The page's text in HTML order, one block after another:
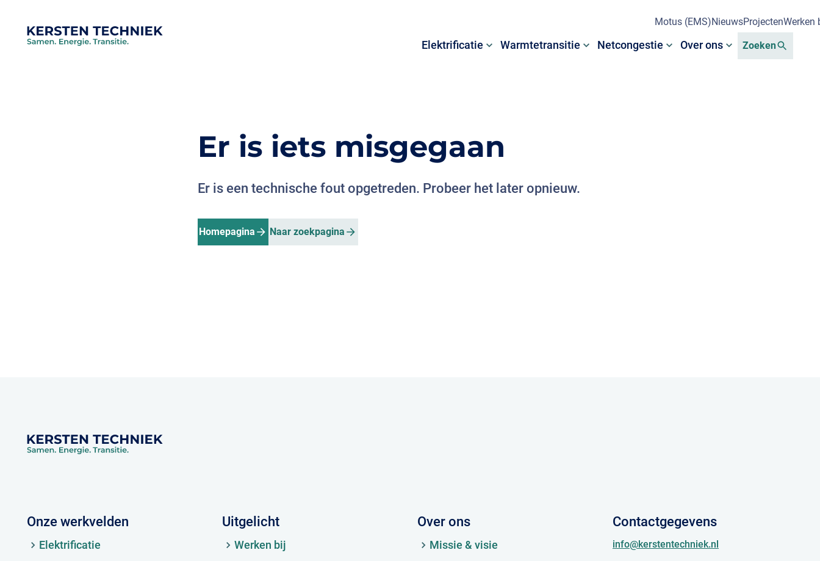
Elektrificatie Warmtetransitie Netcongestie Over ons
Motus (EMS)NieuwsProjectenWerken
Zoeken
Er is iets misgegaan
Er is een technische fout opgetreden. Probeer het later opnieuw.
Homepagina Naar zoekpagina
Onze werkvelden
Elektrificatie
Uitgelicht
Werken bij
Over ons
Missie & visie
Contactgegevens
info@kerstentechniek.nl